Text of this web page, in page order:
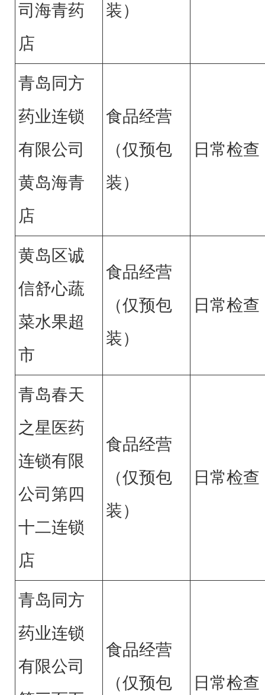
司海青药
店
装）
青岛同方
药业连锁
有限公司
黄岛海青
店
食品经营
（仅预包
装）
日常检查
黄岛区诚
信舒心蔬
菜水果超
市
食品经营
（仅预包
装）
日常检查
青岛春天
之星医药
连锁有限
公司第四
十二连锁
店
食品经营
（仅预包
装）
日常检查
青岛同方
药业连锁
有限公司
食品经营
（仅预包
日常检查